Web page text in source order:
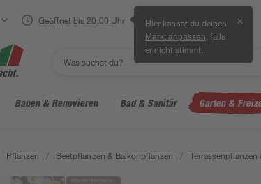
Geöffnet bis 20:00 Uhr Hier kannst du deinen
Markt anpassen , falls
er nicht stimmt.
✕
Bauen & Renovieren Bad & Sanitär Garten &
Pflanzen / Beetpflanzen & Balkonpflanzen /